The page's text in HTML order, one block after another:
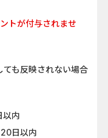
トが付与されませ
も反映されない場合
以内
日以内